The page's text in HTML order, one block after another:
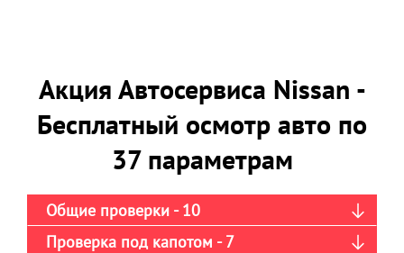
Акция Автосервиса Nissan -
Бесплатный осмотр авто по
37 параметрам
Общие проверки - 10
Проверка под капотом - 7